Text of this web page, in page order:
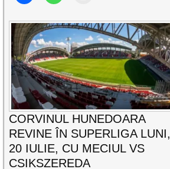
CORVINUL HUNEDOARA
REVINE ÎN SUPERLIGA LUNI,
20 IULIE, CU MECIUL VS
CSIKSZEREDA